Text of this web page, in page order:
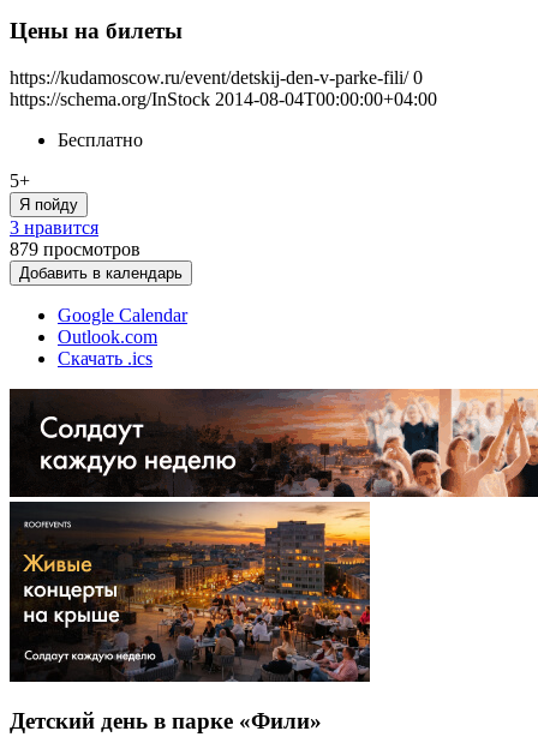
Цены на билеты
https://kudamoscow.ru/event/detskij-den-v-parke-fili/ 0
https://schema.org/InStock 2014-08-04T00:00:00+04:00
Бесплатно
5+
Я пойду
3 нравится
879 просмотров
Добавить в календарь
Google Calendar
Outlook.com
Скачать .ics
Детский день в парке «Фили»